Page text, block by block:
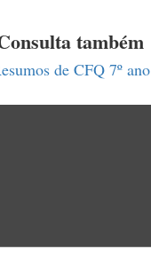
também
de CFQ 7º ano